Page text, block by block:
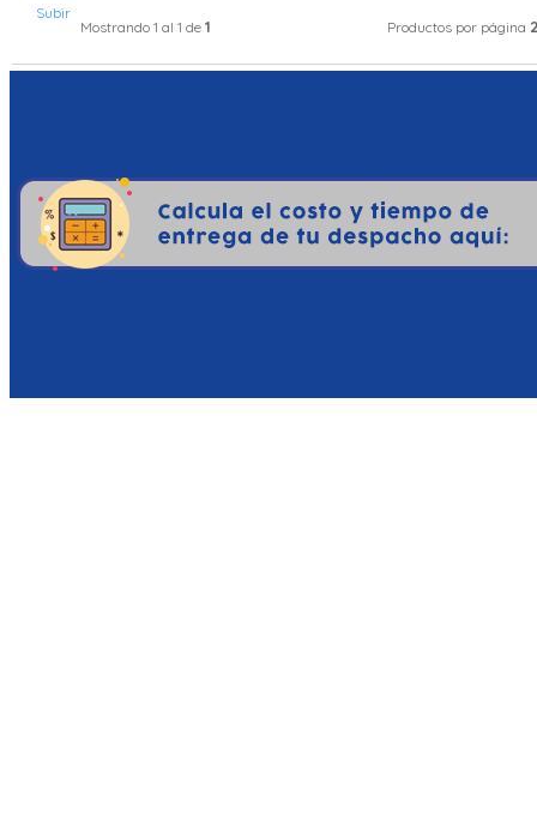
Subir
Mostrando 1 al 1 de 1 Productos por página